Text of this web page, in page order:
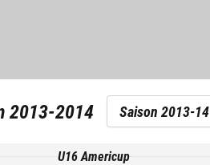
2013-2014 Saison 2013-14
U16 Americup